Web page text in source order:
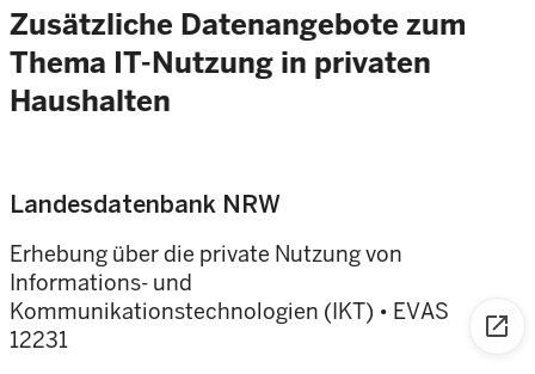
Zusätzliche Datenangebote zum
Thema IT-Nutzung in privaten
Haushalten
Landesdatenbank NRW
Erhebung über die private Nutzung von
Informations- und
Kommunikationstechnologien (IKT) • EVAS
12231
open_in_new